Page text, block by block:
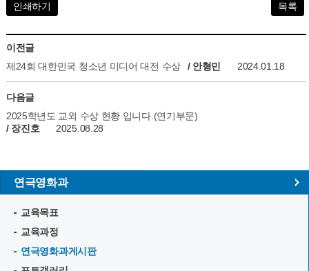
인쇄하기 목록
이전글
제24회 대한민국 청소년 미디어 대전 수상
/ 안형민 2024.01.18
다음글
2025학년도 교외 수상 현황 입니다.(연기부문)
/ 장진호
2025.08.28
연극영화과
교육목표
교육과정
연극영화과게시판